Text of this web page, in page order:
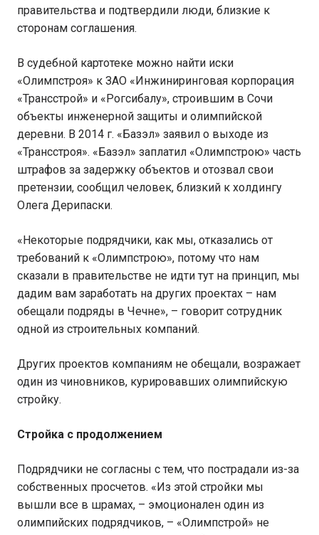
правительства и подтвердили люди, близкие к
сторонам соглашения.
В судебной картотеке можно найти иски
«Олимпстроя» к ЗАО «Инжиниринговая корпорация
«Трансстрой» и «Рогсибалу», строившим в Сочи
объекты инженерной защиты и олимпийской
деревни. В 2014 г. «Базэл» заявил о выходе из
«Трансстроя». «Базэл» заплатил «Олимпстрою» часть
штрафов за задержку объектов и отозвал свои
претензии, сообщил человек, близкий к холдингу
Олега Дерипаски.
«Некоторые подрядчики, как мы, отказались от
требований к «Олимпстрою», потому что нам
сказали в правительстве не идти тут на принцип, мы
дадим вам заработать на других проектах – нам
обещали подряды в Чечне», – говорит сотрудник
одной из строительных компаний.
Других проектов компаниям не обещали, возражает
один из чиновников, курировавших олимпийскую
стройку.
Стройка с продолжением
Подрядчики не согласны с тем, что пострадали из-за
собственных просчетов. «Из этой стройки мы
вышли все в шрамах, – эмоционален один из
олимпийских подрядчиков, – «Олимпстрой» не